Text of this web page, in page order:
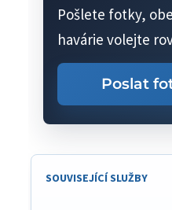
Pošlete fotky,
havárie volejte
Poslat
SOUVISEJÍCÍ SLUŽBY